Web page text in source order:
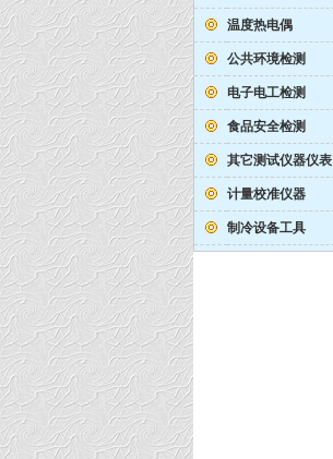
温度热电偶
公共环境检测
电子电工检测
食品安全检测
其它测试仪器仪表
计量校准仪器
制冷设备工具